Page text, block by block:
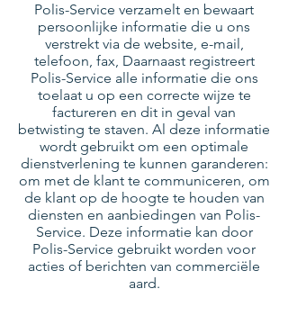
Polis-Service verzamelt en bewaart
persoonlijke informatie die u ons
verstrekt via de website, e-mail,
telefoon, fax, Daarnaast registreert
Polis-Service alle informatie die ons
toelaat u op een correcte wijze te
factureren en dit in geval van
betwisting te staven. Al deze informatie
wordt gebruikt om een optimale
dienstverlening te kunnen garanderen:
om met de klant te communiceren, om
de klant op de hoogte te houden van
diensten en aanbiedingen van Polis-
Service. Deze informatie kan door
Polis-Service gebruikt worden voor
acties of berichten van commerciële
aard.